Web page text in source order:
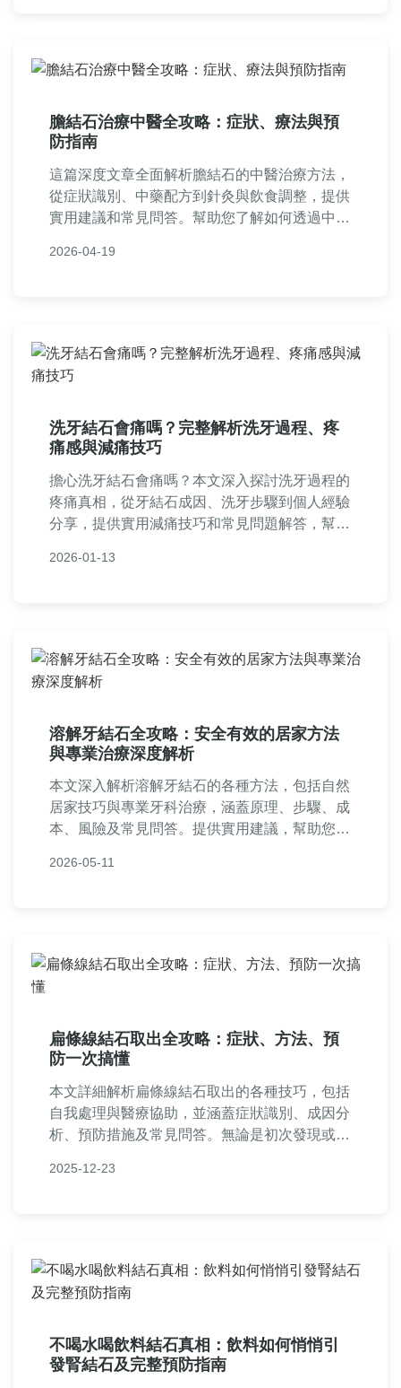
膽結石治療中醫全攻略：症狀、療法與預
防指南
這篇深度文章全面解析膽結石的中醫治療方法，
從症狀識別、中藥配方到針灸與飲食調整，提供
實用建議和常見問答。幫助您了解如何透過中醫
人經驗與專業見解。
2026-04-19
洗牙結石會痛嗎？完整解析洗牙過程、疼
痛感與減痛技巧
擔心洗牙結石會痛嗎？本文深入探討洗牙過程的
疼痛真相，從牙結石成因、洗牙步驟到個人經驗
分享，提供實用減痛技巧和常見問題解答，幫助
2026-01-13
溶解牙結石全攻略：安全有效的居家方法
與專業治療深度解析
本文深入解析溶解牙結石的各種方法，包括自然
居家技巧與專業牙科治療，涵蓋原理、步驟、成
本、風險及常見問答。提供實用建議，幫助您安
基於真實經驗與專業知識，避免誤導。
2026-05-11
扁條線結石取出全攻略：症狀、方法、預
防一次搞懂
本文詳細解析扁條線結石取出的各種技巧，包括
自我處理與醫療協助，並涵蓋症狀識別、成因分
析、預防措施及常見問答。無論是初次發現或長
解決喉嚨異物感問題。內容基於真實經驗與專業
2025-12-23
不喝水喝飲料結石真相：飲料如何悄悄引
發腎結石及完整預防指南